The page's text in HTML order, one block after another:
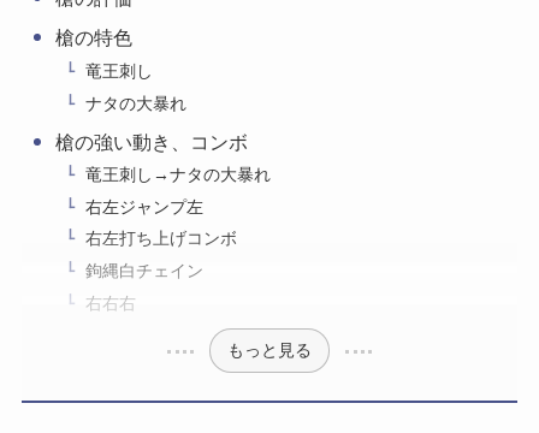
槍の特色
竜王刺し
ナタの大暴れ
槍の強い動き、コンボ
竜王刺し→ナタの大暴れ
右左ジャンプ左
右左打ち上げコンボ
鉤縄白チェイン
右右右
もっと見る